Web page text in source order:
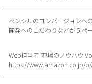
ペンシルのコンバージョンへ
開発へのこだわりなどが５ペ
Web担当者 現場のノウハウ
https://www.amazon.co.jp/o/